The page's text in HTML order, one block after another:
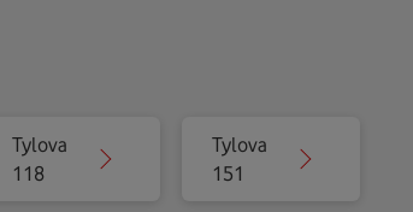
Tylova
118
Tylova
151